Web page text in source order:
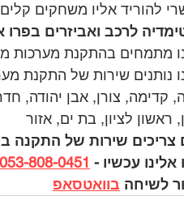
להוריד אליו משחקים
לרכב ואביזרים בפרו
מתמחים בהתקנת מערכות
נותנים שירות של התקנת
קדימה, צורן, אבן יהודה,
ראשון לציון, בת ים, אזור
צריכים שירות של התקנה
אלינו עכשיו - 053-808-0451
לשיחה בוואטסאפ